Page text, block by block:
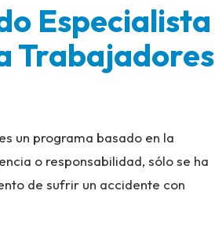
Especialista
Trabajadores
un programa basado en la
o responsabilidad, sólo se ha
de sufrir un accidente con